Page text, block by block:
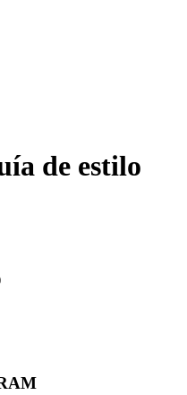
de estilo